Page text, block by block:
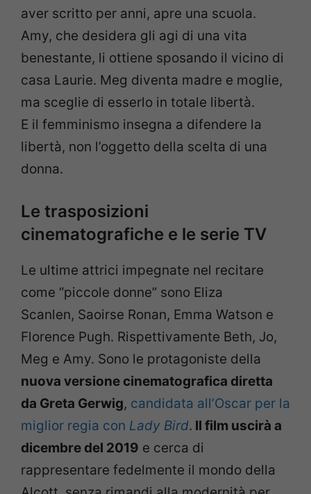
aver scritto per anni, apre una scuola.
Amy, che desidera gli agi di una vita
benestante, li ottiene sposando il vicino di
casa Laurie. Meg diventa madre e moglie,
ma sceglie di esserlo in totale libertà.
E il femminismo insegna a difendere la
libertà, non l’oggetto della scelta di una
donna.
Le trasposizioni
cinematografiche e le serie TV
Le ultime attrici impegnate nel recitare
come “piccole donne” sono Eliza
Scanlen, Saoirse Ronan, Emma Watson e
Florence Pugh. Rispettivamente Beth, Jo,
Meg e Amy. Sono le protagoniste della
nuova versione cinematografica diretta
da Greta Gerwig, candidata all’Oscar per la
miglior regia con Lady Bird. Il film uscirà a
dicembre del 2019 e cerca di
rappresentare fedelmente il mondo della